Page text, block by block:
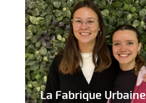
La Fabrique Urbaine